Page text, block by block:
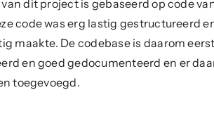
dit project is gebaseerd op code
code was erg lastig gestructureerd
maakte. De codebase is daarom
en goed gedocumenteerd en er
toegevoegd.